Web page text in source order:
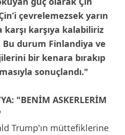
çevrelemezsek yarın
karşıya kalabiliriz
Bu durum Finlandiya ve
bir kenara bırakıp
sonuçlandı."
"BENİM ASKERLERİM
Trump'ın müttefiklerine